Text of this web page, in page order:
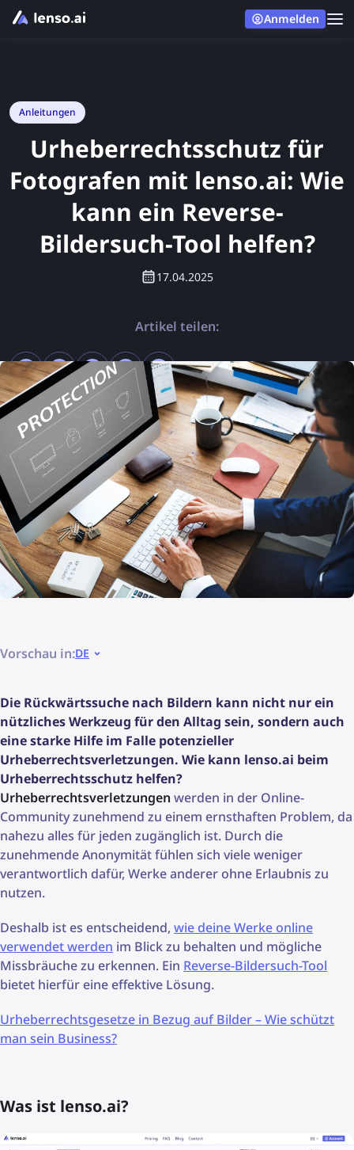
Anmelden
Anleitungen
Urheberrechtsschutz für
Fotografen mit lenso.ai: Wie
kann ein Reverse-
Bildersuch-Tool helfen?
17.04.2025
Artikel teilen:
Vorschau in:DE
Die Rückwärtssuche nach Bildern kann nicht nur ein
nützliches Werkzeug für den Alltag sein, sondern auch
eine starke Hilfe im Falle potenzieller
Urheberrechtsverletzungen. Wie kann lenso.ai beim
Urheberrechtsschutz helfen?
Urheberrechtsverletzungen werden in der Online-
Community zunehmend zu einem ernsthaften Problem, da
nahezu alles für jeden zugänglich ist. Durch die
zunehmende Anonymität fühlen sich viele weniger
verantwortlich dafür, Werke anderer ohne Erlaubnis zu
nutzen.
Deshalb ist es entscheidend, wie deine Werke online
verwendet werden im Blick zu behalten und mögliche
Missbräuche zu erkennen. Ein Reverse-Bildersuch-Tool
bietet hierfür eine effektive Lösung.
Urheberrechtsgesetze in Bezug auf Bilder – Wie schützt
man sein Business?
Was ist lenso.ai?